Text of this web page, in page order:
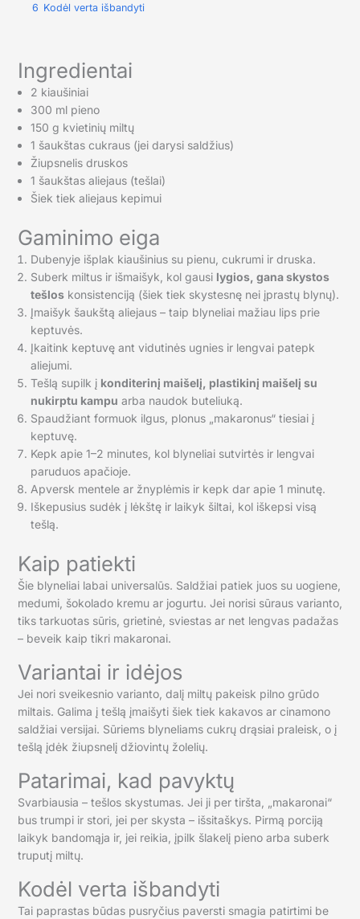
6 Kodėl verta išbandyti
Ingredientai
2 kiaušiniai
300 ml pieno
150 g kvietinių miltų
1 šaukštas cukraus (jei darysi saldžius)
Žiupsnelis druskos
1 šaukštas aliejaus (tešlai)
Šiek tiek aliejaus kepimui
Gaminimo eiga
Dubenyje išplak kiaušinius su pienu, cukrumi ir druska.
Suberk miltus ir išmaišyk, kol gausi lygios, gana skystos
tešloskonsistenciją (šiek tiek skystesnę nei įprastų blynų).
Įmaišyk šaukštą aliejaus – taip blyneliai mažiau lips prie
keptuvės.
Įkaitink keptuvę ant vidutinės ugnies ir lengvai patepk
aliejumi.
Tešlą supilk į konditerinį maišelį, plastikinį maišelį su
nukirptu kampu arba naudok buteliuką.
Spaudžiant formuok ilgus, plonus „makaronus“ tiesiai į
keptuvę.
Kepk apie 1–2 minutes, kol blyneliai sutvirtės ir lengvai
paruduos apačioje.
Apversk mentele ar žnyplėmis ir kepk dar apie 1 minutę.
Iškepusius sudėk į lėkštę ir laikyk šiltai, kol iškepsi visą
tešlą.
Kaip patiekti
Šie blyneliai labai universalūs. Saldžiai patiek juos su uogiene,
medumi, šokolado kremu ar jogurtu. Jei norisi sūraus varianto,
tiks tarkuotas sūris, grietinė, sviestas ar net lengvas padažas
– beveik kaip tikri makaronai.
Variantai ir idėjos
Jei nori sveikesnio varianto, dalį miltų pakeisk pilno grūdo
miltais. Galima į tešlą įmaišyti šiek tiek kakavos ar cinamono
saldžiai versijai. Sūriems blyneliams cukrų drąsiai praleisk, o į
tešlą įdėk žiupsnelį džiovintų žolelių.
Patarimai, kad pavyktų
Svarbiausia – tešlos skystumas. Jei ji per tiršta, „makaronai“
bus trumpi ir stori, jei per skysta – išsitaškys. Pirmą porciją
laikyk bandomąja ir, jei reikia, įpilk šlakelį pieno arba suberk
truputį miltų.
Kodėl verta išbandyti
Tai paprastas būdas pusryčius paversti smagia patirtimi be